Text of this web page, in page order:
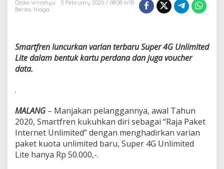
r
i
S
a
i
R
a
j
a
Djoko Winahyu
5 February 2020 / 08:08 WIB
Berita, Niaga
Smartfren luncurkan varian terbaru Super 4G Unlimited
Lite dalam bentuk kartu perdana dan juga voucher
data.
.
MALANG– Manjakan pelanggannya, awal Tahun
2020, Smartfren kukuhkan diri sebagai “Raja Paket
Internet Unlimited” dengan menghadirkan varian
paket kuota unlimited baru, Super 4G Unlimited
Lite hanya Rp 50.000,-.